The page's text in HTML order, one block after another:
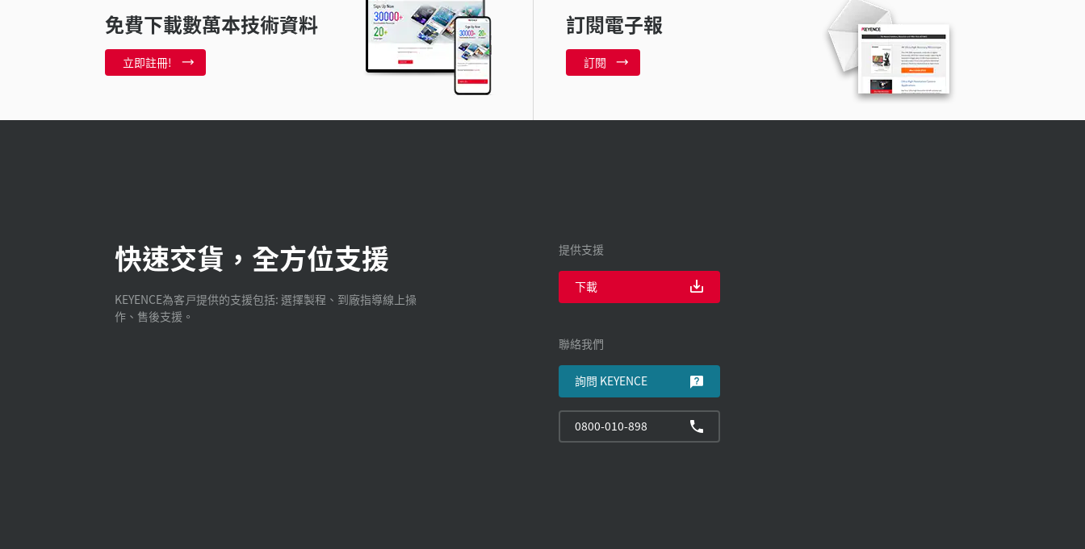
免費下載數萬本技術資料
立即註冊!
訂閱電子報
訂閱
快速交貨，全方位支援
KEYENCE為客戸提供的支援包括: 選擇製程、到廠指導線上操
作、售後支援。
提供支援
下載
聯絡我們
詢問 KEYENCE
0800-010-898